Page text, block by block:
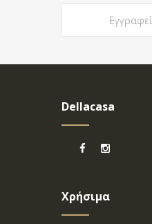
Dellacasa
Χρήσιμα